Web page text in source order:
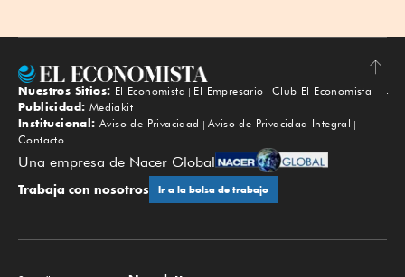
Subir
Nuestros Sitios: El Economista El Empresario
Club El Economista
Publicidad: Mediakit
Institucional: Aviso de Privacidad
Aviso de Privacidad Integral
Contacto
Una empresa de Nacer Global
Trabaja con nosotros Ir a la bolsa de trabajo